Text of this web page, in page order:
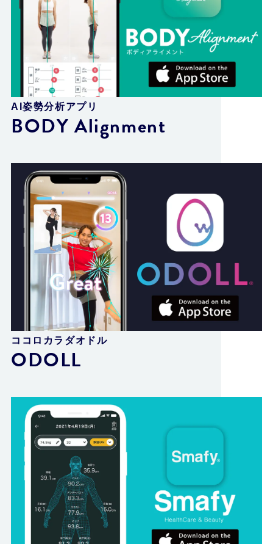
AI姿勢分析アプリ
BODY Alignment
ココロカラダオドル
ODOLL